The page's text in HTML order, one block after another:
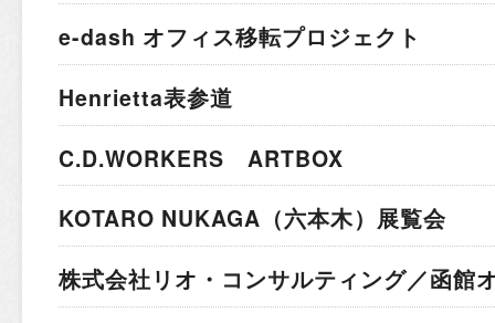
e-dash オフィス移転プロジェクト
Henrietta表参道
C.D.WORKERS ARTBOX
KOTARO NUKAGA（六本木）展覧会
株式会社リオ・コンサルティング／函館